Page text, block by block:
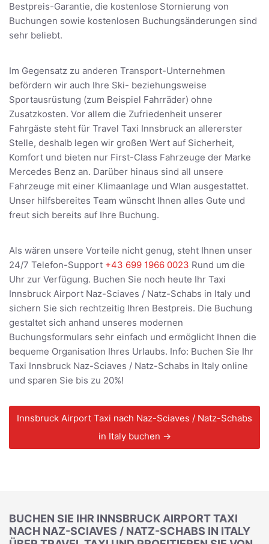
Bestpreis-Garantie, die kostenlose Stornierung von
Buchungen sowie kostenlosen Buchungsänderungen sind
sehr beliebt.
Im Gegensatz zu anderen Transport-Unternehmen
befördern wir auch Ihre Ski- beziehungsweise
Sportausrüstung (zum Beispiel Fahrräder) ohne
Zusatzkosten. Vor allem die Zufriedenheit unserer
Fahrgäste steht für Travel Taxi Innsbruck an allererster
Stelle, deshalb legen wir großen Wert auf Sicherheit,
Komfort und bieten nur First-Class Fahrzeuge der Marke
Mercedes Benz an. Darüber hinaus sind all unsere
Fahrzeuge mit einer Klimaanlage und Wlan ausgestattet.
Unser hilfsbereites Team wünscht Ihnen alles Gute und
freut sich bereits auf Ihre Buchung.
Als wären unsere Vorteile nicht genug, steht Ihnen unser
24/7 Telefon-Support +43 699 1966 0023 Rund um die
Uhr zur Verfügung. Buchen Sie noch heute Ihr Taxi
Innsbruck Airport Naz-Sciaves / Natz-Schabs in Italy und
sichern Sie sich rechtzeitig Ihren Bestpreis. Die Buchung
gestaltet sich anhand unseres modernen
Buchungsformulars sehr einfach und ermöglicht Ihnen die
bequeme Organisation Ihres Urlaubs. Info: Buchen Sie Ihr
Taxi Innsbruck Naz-Sciaves / Natz-Schabs in Italy online
und sparen Sie bis zu 20%!
Innsbruck Airport Taxi nach Naz-Sciaves / Natz-Schabs
in Italy buchen →
BUCHEN SIE IHR INNSBRUCK AIRPORT TAXI
NACH NAZ-SCIAVES / NATZ-SCHABS IN ITALY